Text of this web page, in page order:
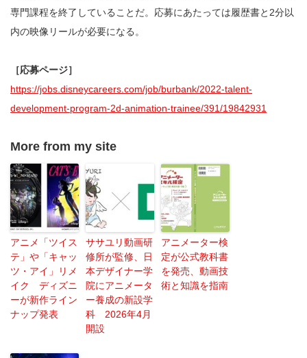
専門課程を終了していることだ。応募にあたっては履歴書と2分以
内の映像リールが必要になる。
［応募ページ］
https://jobs.disneycareers.com/job/burbank/2022-talent-
development-program-2d-animation-trainee/391/19842931
More from my site
アニメ「ツイス
テ」や「キャッ
ツ・アイ」リメ
イク ディズニ
ーが新作ライン
ナップ発表
ササユリ動画研
修所が監修、日
本デザイナー学
院にアニメータ
ー養成の新設学
科 2026年4月
開設
アニメーター検
定が公式教科書
を発売、動画技
術と知識を指南